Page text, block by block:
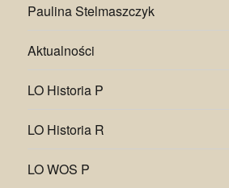
Paulina Stelmaszczyk
Aktualności
LO Historia P
LO Historia R
LO WOS P